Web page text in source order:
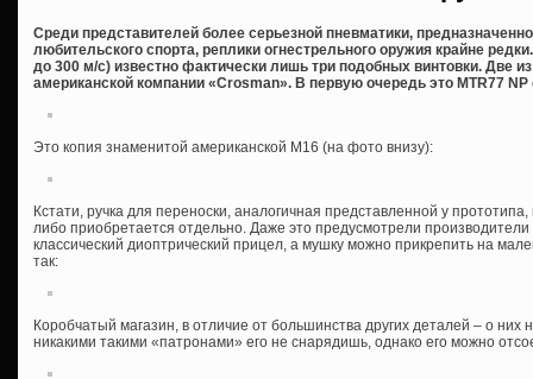
Среди представителей более серьезной пневматики,
любительского спорта, реплики огнестрельного оружия крайне
до 300 м/с) известно фактически лишь три подобных винтовки. Две
американской компании «Crosman». В первую очередь это MTR77
Это копия знаменитой американской М16 (на фото внизу):
Кстати, ручка для переноски, аналогичная представленной у
либо приобретается отдельно. Даже это предусмотрели
классический диоптрический прицел, а мушку можно прикрепить на
так:
Коробчатый магазин, в отличие от большинства других деталей – о
никакими такими «патронами» его не снарядишь, однако его можно